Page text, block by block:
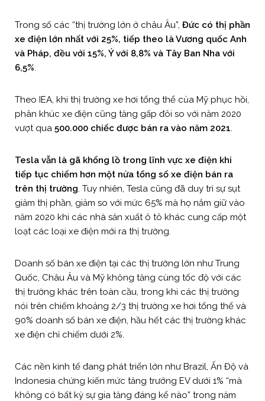
Trong số các “thị trường lớn ở châu Âu”, Đức có thị phần
xe điện lớn nhất với 25%, tiếp theo là Vương quốc Anh
và Pháp, đều với 15%, Ý với 8,8% và Tây Ban Nha với
6,5%.
Theo IEA, khi thị trường xe hơi tổng thể của Mỹ phục hồi,
phân khúc xe điện cũng tăng gấp đôi so với năm 2020
vượt qua 500.000 chiếc được bán ra vào năm 2021.
Tesla vẫn là gã khổng lồ trong lĩnh vực xe điện khi
tiếp tục chiếm hơn một nửa tổng số xe điện bán ra
trên thị trường. Tuy nhiên, Tesla cũng đã duy trì sự sụt
giảm thị phần, giảm so với mức 65% mà họ nắm giữ vào
năm 2020 khi các nhà sản xuất ô tô khác cung cấp một
loạt các loại xe điện mới ra thị trường.
Doanh số bán xe điện tại các thị trường lớn như Trung
Quốc, Châu Âu và Mỹ không tăng cùng tốc độ với các
thị trường khác trên toàn cầu, trong khi các thị trường
nói trên chiếm khoảng 2/3 thị trường xe hơi tổng thể và
90% doanh số bán xe điện, hầu hết các thị trường khác
xe điện chỉ chiếm dưới 2%.
Các nền kinh tế đang phát triển lớn như Brazil, Ấn Độ và
Indonesia chứng kiến ​​mức tăng trưởng EV dưới 1% “mà
không có bất kỳ sự gia tăng đáng kể nào” trong năm